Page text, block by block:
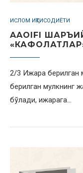
ИСЛОМ ИҚТИСОДИЁТИ
AAOIFI
2/3 Ижара берилган
берилган мулкнинг
бўлади, ижарага…